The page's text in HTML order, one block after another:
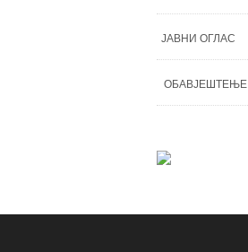
ЈАВНИ ОГЛАС
ОБАВЈЕШТЕЊЕ